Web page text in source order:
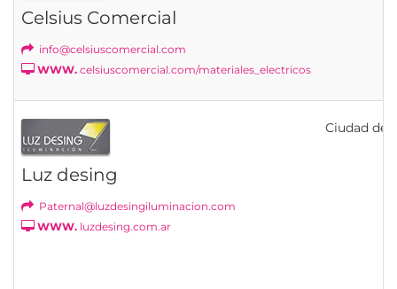
Celsius Comercial
info@celsiuscomercial.com
WWW. celsiuscomercial.com/materiales_electricos
Luz desing
Paternal@luzdesingiluminacion.com
WWW. luzdesing.com.ar
Ciudad de